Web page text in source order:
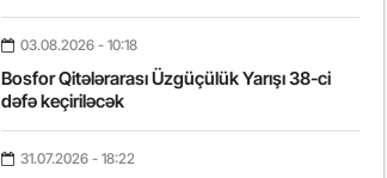
03.08.2026 - 10:18
Bosfor Qitələrarası Üzgüçülük Yarışı 38-ci
dəfə keçiriləcək
31.07.2026 - 18:22